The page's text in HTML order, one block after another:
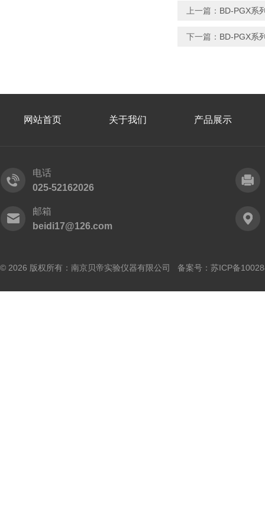
上一篇： BD-PGX系
下一篇： BD-PGX系
网站首页 关于我们 产品展示
电话
025-52162026
邮箱
beidi17@126.com
© 2026 版权所有：南京贝帝实验仪器有限公司 备案号： 苏ICP备